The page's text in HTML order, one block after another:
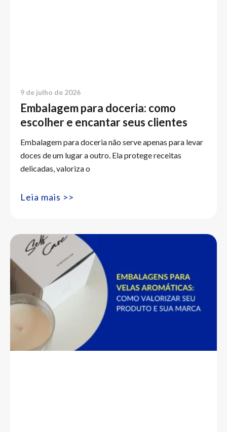
Embalagem para doceria: como
escolher e encantar seus clientes
9 de julho de 2026
Embalagem para doceria não serve apenas para levar
doces de um lugar a outro. Ela protege receitas
delicadas, valoriza o
Leia mais >>